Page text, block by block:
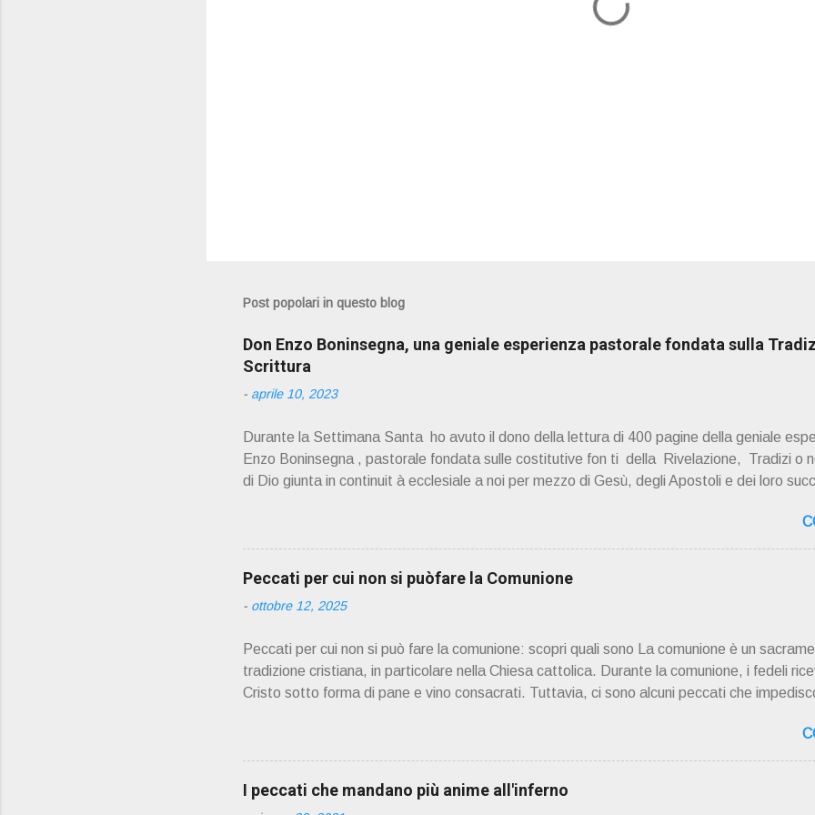
Post popolari in questo blog
Don Enzo Boninsegna, una geniale esperienza pastorale fondata sulla
Scrittura
- aprile 10, 2023
Durante la Settimana Santa ho avuto il dono della lettura di 400 pagine della geniale
Enzo Boninsegna , pastorale fondata sulle costitutive fon ti della Rivelazione, Tradizi o
di Dio giunta in continuit à ecclesiale a noi per mezzo di Gesù, degli Apostoli e dei loro
scelto come Confessore. Del suo volume " ERO "CURATO" …ora son "da curare"
PRESENTAZIONE" D on Enzo Boninsegna , per ordinazioni Via San Giovanni
045 8201679 – Cell. 338990 8824 PRESENTAZIONE R icordo che qualche secolo fa
prete, ho letto un bellissimo libro di Georges Bernanos , " DIARIO DI UN CURATO DI
Peccati per cui non si puòfare la Comunione
- ottobre 12, 2025
Peccati per cui non si può fare la comunione: scopri quali sono La comunione è un
tradizione cristiana, in particolare nella Chiesa cattolica. Durante la comunione, i fedeli
Cristo sotto forma di pane e vino consacrati. Tuttavia, ci sono alcuni peccati che
confessione prima di poter ricevere la comunione nuovamente. 📖 Indice dei contenuti
Adulterio Furto Idolatria Frode Occultismo Peccati gravi o mortali I peccati gravi o mortali
contro i comandamenti di Dio in modo grave e deliberato. Questi peccati sono considerati
la relazione con Dio e con gli altri. Quando una persona commette un peccato grave, si
I peccati che mandano più anime all'inferno